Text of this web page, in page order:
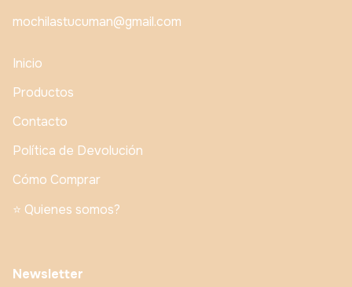
mochilastucuman@gmail.com
Inicio
Productos
Contacto
Política de Devolución
Cómo Comprar
⭐️ Quienes somos?
Newsletter